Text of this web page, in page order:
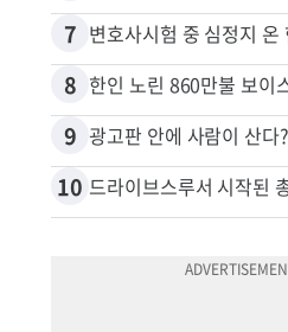
7
8
9
10